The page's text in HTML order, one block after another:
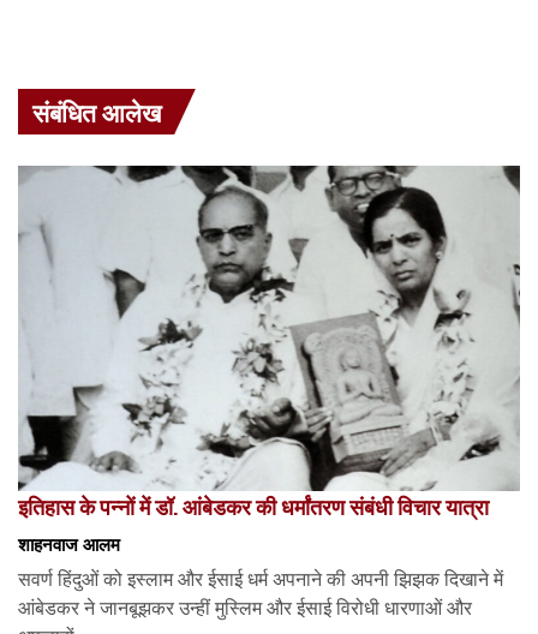
संबंधित आलेख
इतिहास के पन्नों में डॉ. आंबेडकर की धर्मांतरण संबंधी विचार यात्रा
शाहनवाज आलम
सवर्ण हिंदुओं को इस्लाम और ईसाई धर्म अपनाने की अपनी झिझक दिखाने में
आंबेडकर ने जानबूझकर उन्हीं मुस्लिम और ईसाई विरोधी धारणाओं और